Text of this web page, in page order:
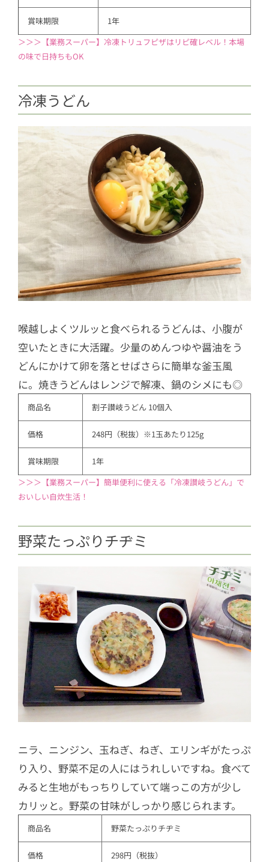
賞味期限
1年
＞＞＞【業務スーパー】冷凍トリュフピザはリピ確レベル！本場
の味で日持ちもOK
冷凍うどん
喉越しよくツルッと食べられるうどんは、小腹が
空いたときに大活躍。少量のめんつゆや醤油をう
どんにかけて卵を落とせばさらに簡単な釜玉風
に。焼きうどんはレンジで解凍、鍋のシメにも◎
商品名 割子讃岐うどん 10個入
価格 248円（税抜）※1玉あたり125g
賞味期限
1年
＞＞＞【業務スーパー】簡単便利に使える「冷凍讃岐うどん」で
おいしい自炊生活！
野菜たっぷりチヂミ
ニラ、ニンジン、玉ねぎ、ねぎ、エリンギがたっぷ
り入り、野菜不足の人にはうれしいですね。食べて
みると生地がもっちりしていて端っこの方が少し
カリッと。野菜の甘味がしっかり感じられます。
商品名 野菜たっぷりチヂミ
価格 298円（税抜）